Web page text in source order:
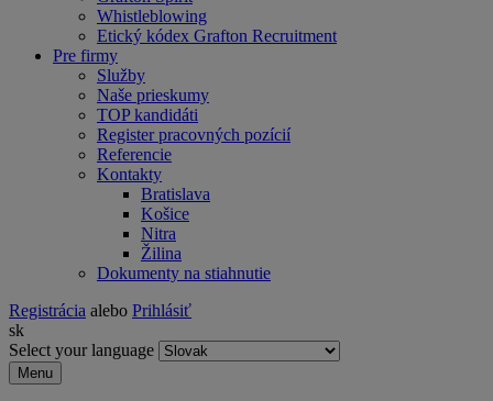
Whistleblowing
Etický kódex Grafton Recruitment
Pre firmy
Služby
Naše prieskumy
TOP kandidáti
Register pracovných pozícií
Referencie
Kontakty
Bratislava
Košice
Nitra
Žilina
Dokumenty na stiahnutie
Registrácia alebo Prihlásiť
sk
Select your language
Menu